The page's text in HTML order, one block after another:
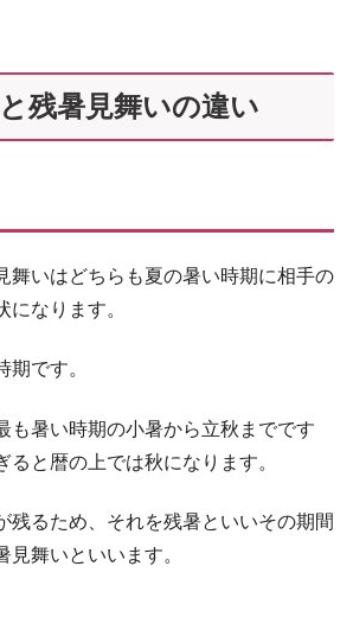
残暑見舞いの違い
舞いはどちらも夏の暑い時期に相手の
になります。
期です。
も暑い時期の小暑から立秋までです
ると暦の上では秋になります。
残るため、それを残暑といいその期間
見舞いといいます。